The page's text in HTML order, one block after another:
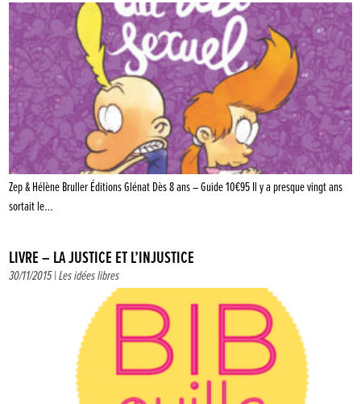
Zep & Hélène Bruller Éditions Glénat Dès 8 ans – Guide 10€95 Il y a presque vingt ans
sortait le…
LIVRE – LA JUSTICE ET L’INJUSTICE
30/11/2015 |Les idées libres